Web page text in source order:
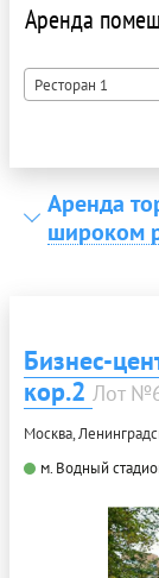
Аренда
Ресторан 1
Аренда
широком
Бизнес-
кор.2 Лот
Москва,
м. Водный